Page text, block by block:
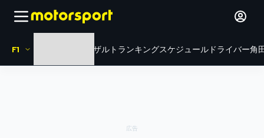
F1 リザルト ランキングスケジュール ドライバー角